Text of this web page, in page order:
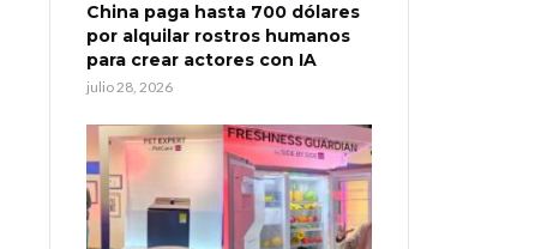
China paga hasta 700 dólares
por alquilar rostros humanos
para crear actores con IA
julio 28, 2026